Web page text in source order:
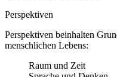
Perspektiven
Perspektiven beinhalten
menschlichen Lebens:
Raum und Zeit